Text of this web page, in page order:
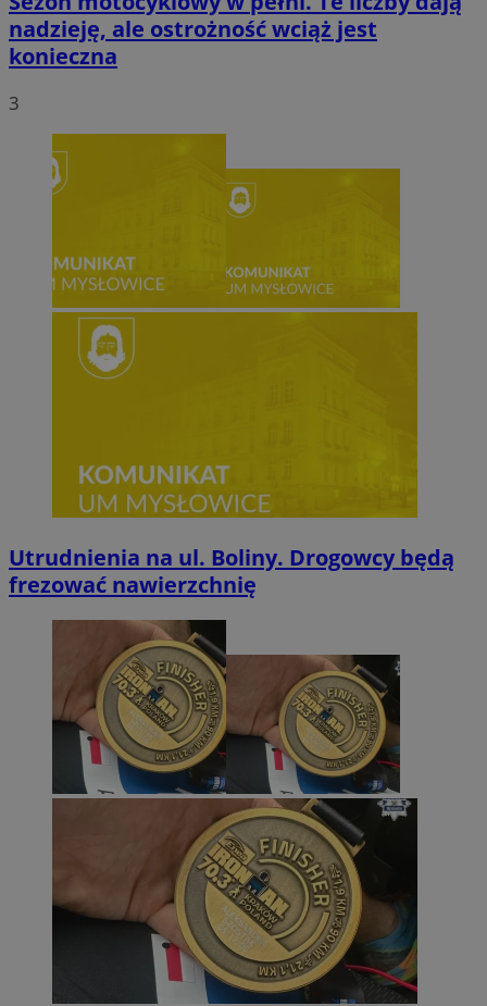
nadzieję, ale ostrożność wciąż jest
konieczna
3
Utrudnienia na ul. Boliny. Drogowcy będą
frezować nawierzchnię